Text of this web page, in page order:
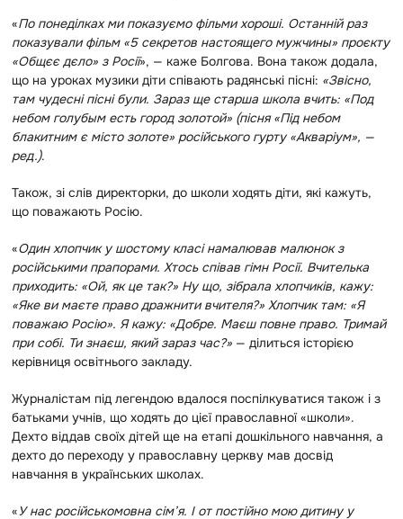
«По понеділках ми показуємо фільми хороші. Останній раз
показували фільм «5 секретов настоящего мужчины» проєкту
«Общєє дєло» з Росії», — каже Болгова. Вона також додала,
що на уроках музики діти співають радянські пісні: «Звісно,
там чудесні пісні були. Зараз ще старша школа вчить: «Под
небом голубым есть город золотой» (пісня «Під небом
блакитним є місто золоте» російського гурту «Акваріум», —
ред.).
Також, зі слів директорки, до школи ходять діти, які кажуть,
що поважають Росію.
«Один хлопчик у шостому класі намалював малюнок з
російськими прапорами. Хтось співав гімн Росії. Вчителька
приходить: «Ой, як це так?» Ну що, зібрала хлопчиків, кажу:
«Яке ви маєте право дражнити вчителя?» Хлопчик там: «Я
поважаю Росію». Я кажу: «Добре. Маєш повне право. Тримай
при собі. Ти знаєш, який зараз час?» — ділиться історією
керівниця освітнього закладу.
Журналістам під легендою вдалося поспілкуватися також і з
батьками учнів, що ходять до цієї православної «школи».
Дехто віддав своїх дітей ще на етапі дошкільного навчання, а
дехто до переходу у православну церкву мав досвід
навчання в українських школах.
«У нас російськомовна сім’я. І от постійно мою дитину у